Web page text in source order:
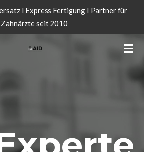
I Express Fertigung I Partner für
Zahnärzte seit 2010